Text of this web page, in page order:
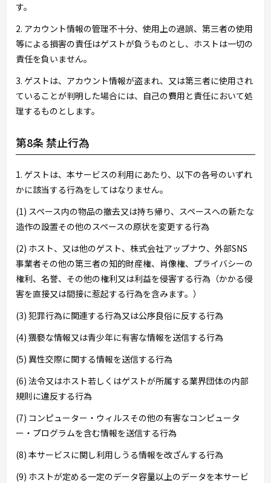
す。
2. アカウント情報の管理不十分、使用上の過誤、第三者の使用
等による損害の責任はゲストが負うものとし、ホストは一切の
責任を負いません。
3. ゲストは、アカウント情報が盗まれ、又は第三者に使用され
ていることが判明した場合には、自己の費用と責任において処
理するものとします。
第8条 禁止行為
1. ゲストは、本サービスの利用にあたり、以下の各号のいずれ
かに該当する行為をしてはなりません。
(1) スペース内の物品の撤去又は持ち帰り、スペースへの新たな
造作の設置その他のスペースの原状を変更する行為
(2) ホスト、又は他のゲスト、株式会社アップナウ、外部SNS
事業者その他の第三者の知的財産権、肖像権、プライバシーの
権利、名誉、その他の権利又は利益を侵害する行為（かかる侵
害を直接又は間接に惹起する行為を含みます。）
(3) 犯罪行為に関連する行為又は公序良俗に反する行為
(4) 猥褻な情報又は青少年に有害な情報を送信する行為
(5) 異性交際に関する情報を送信する行為
(6) 法令又はホスト若しくはゲストが所属する業界団体の内部
規則に違反する行為
(7) コンピューター・ウィルスその他の有害なコンピュータ
ー・プログラムを含む情報を送信する行為
(8) 本サービスに関し利用しうる情報を改ざんする行為
(9) ホストが定める一定のデータ容量以上のデータを本サービ